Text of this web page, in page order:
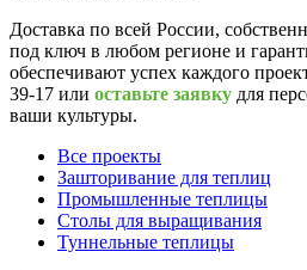
Доставка по всей России,
под ключ в любом регионе и
обеспечивают успех каждого
39-17 или оставьте заявку для
ваши культуры.
Все проекты
Зашторивание для теплиц
Промышленные теплицы
Столы для выращивания
Туннельные теплицы